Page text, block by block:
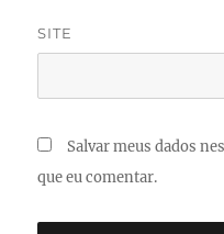
SITE
Salvar meus dados
que eu comentar.